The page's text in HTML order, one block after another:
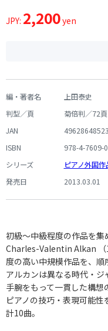
JPY: 2,200yen
編・著者名
上田泰史
判型／頁
菊倍判／72頁
JAN
ISBN
978-4-7609-
シリーズ
ピアノ外国作
発売日
2013.03.01
初級～中級程度の作品を
Charles-Valentin Alkan （
度の高い中規模作品を、順
アルカンは異なる時代・
手腕をもって一貫した構想
ピアノの技巧・表現可能
計10曲。